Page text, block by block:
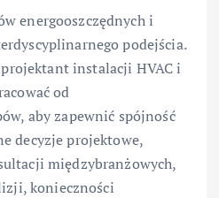
energooszczędnych i
podejścia.
instalacji HVAC i
od
aby zapewnić spójność
decyzje projektowe,
międzybranżowych,
konieczności